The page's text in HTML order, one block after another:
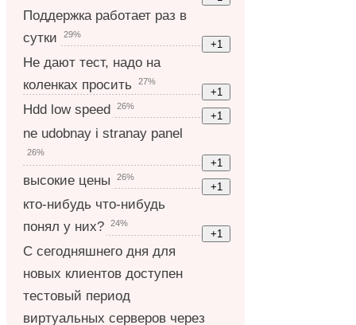
Поддержка работает раз в
сутки
29%
Не дают тест, надо на
коленках просить
27%
Hdd low speed 26%
ne udobnay i stranay panel
26%
высокие цены 26%
кто-нибудь что-нибудь
понял у них?
24%
С сегодняшнего дня для
новых клиентов доступен
тестовый период
виртуальных серверов через